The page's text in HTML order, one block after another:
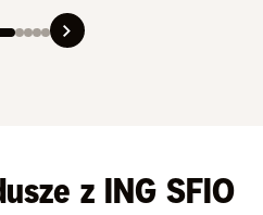
Slajd 1
Slajd 2
Slajd 3
Slajd 4
Slajd 5
z ING SFIO